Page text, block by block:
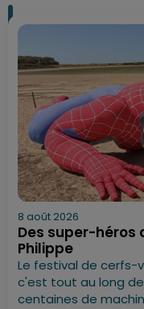
8 août 2026
Des super-héros
Philippe
Le festival de cerfs-
c'est tout au long
centaines de